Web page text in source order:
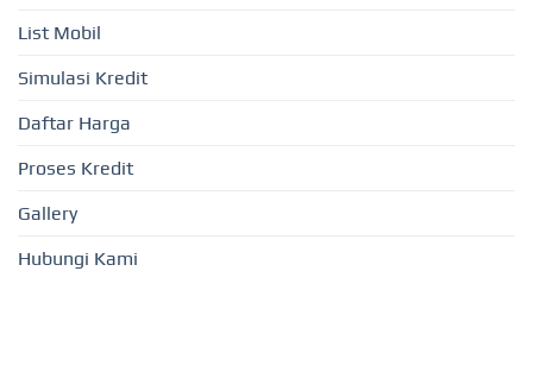
List Mobil
Simulasi Kredit
Daftar Harga
Proses Kredit
Gallery
Hubungi Kami